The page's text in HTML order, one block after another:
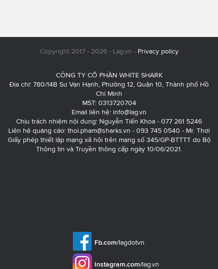
Copyright 2017 - 2026 - Lag.vn - Privacy policy
CÔNG TY CỔ PHẦN WHITE SHARK
Địa chỉ: 780/14B Sư Vạn Hạnh, Phường 12, Quận 10, Thành phố Hồ
Chí Minh
MST: 0313720704
Email liên hệ: info@lag.vn
Chịu trách nhiệm nội dung: Nguyễn Tiến Khoa - 077 261 5246
Liên hệ quảng cáo: thoi.pham@sharks.vn - 093 745 0540 - Mr. Thơi
Giấy phép thiết lập mạng xã hội trên mạng số 345/GP-BTTTT do Bộ
Thông tin và Truyền thông cấp ngày 10/06/2021.
Fb.com/lagdotvn
Instagram.com/lag.vn